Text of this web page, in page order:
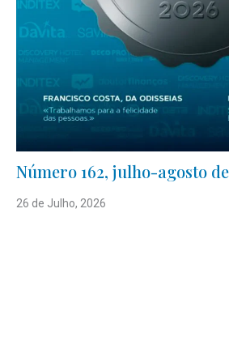
Número 162, julho-agosto
26 de Julho, 2026